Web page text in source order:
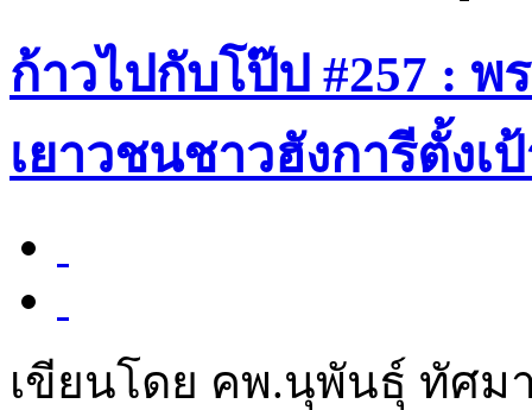
ก้าวไปกับโป๊ป #257 :
เยาวชนชาวฮังการีตั้งเ
เขียนโดย คพ.นุพันธุ์ ทัศม